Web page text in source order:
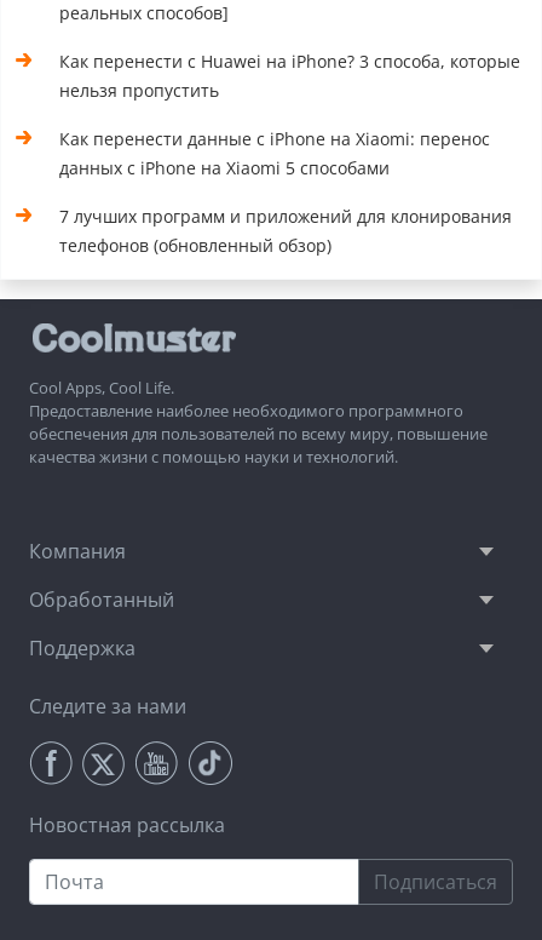
реальных способов]
Как перенести с Huawei на iPhone? 3 способа, которые
нельзя пропустить
Как перенести данные с iPhone на Xiaomi: перенос
данных с iPhone на Xiaomi 5 способами
7 лучших программ и приложений для клонирования
телефонов (обновленный обзор)
Cool Apps, Cool Life.
Предоставление наиболее необходимого программного
обеспечения для пользователей по всему миру, повышение
качества жизни с помощью науки и технологий.
Компания
Обработанный
Поддержка
Следите за нами
Новостная рассылка
Подписаться